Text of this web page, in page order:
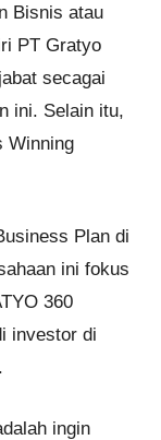
Bisnis atau
PT Gratyo
secagai
ini. Selain itu,
Winning
Plan di
ini fokus
360
investor di
ingin